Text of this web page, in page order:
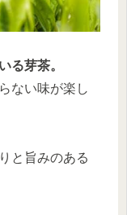
る芽茶。
ない味が楽し
と旨みのある